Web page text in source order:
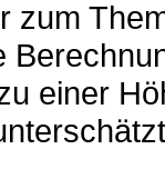
zum
einer